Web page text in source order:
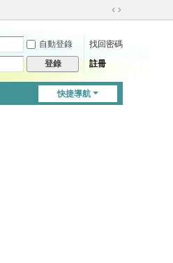
切
到
自動登錄
找回密碼
登錄 註冊
快捷導航